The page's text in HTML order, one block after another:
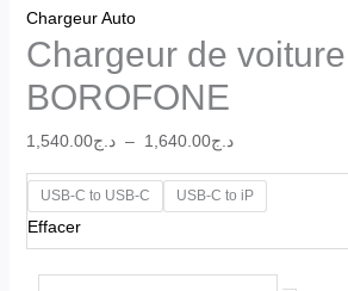
Chargeur Auto
Chargeur de
BOROFONE
د.ج1,540.00 – د.ج1,640.00
USB-C to USB-C USB-C to iP
Effacer